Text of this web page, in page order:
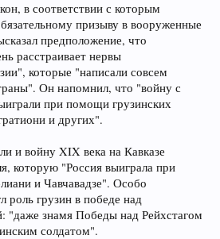
в соответствии с которым
призыву в вооруженные
предположение, что
расстраивает нервы
которые "написали совсем
Он напомнил, что "войну с
при помощи грузинских
и других".
и войну XIX века на Кавказе
которую "Россия выиграла при
и Чавчавадзе". Особо
роль грузин в победе над
"даже знамя Победы над Рейхстагом
солдатом".